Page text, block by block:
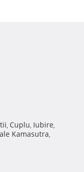
, Cuplu, Iubire,
Kamasutra,